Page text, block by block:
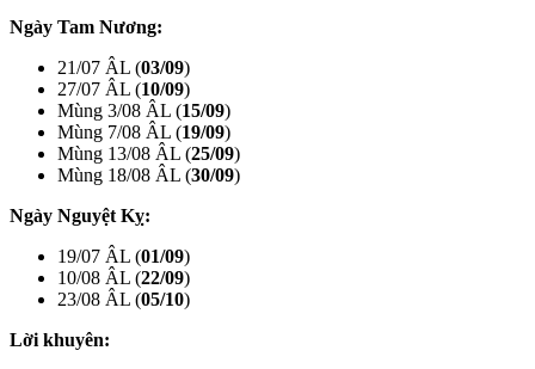
Ngày Tam Nương:
21/07 ÂL (03/09)
27/07 ÂL (10/09)
Mùng 3/08 ÂL (15/09)
Mùng 7/08 ÂL (19/09)
Mùng 13/08 ÂL (25/09)
Mùng 18/08 ÂL (30/09)
Ngày Nguyệt Kỵ:
19/07 ÂL (01/09)
10/08 ÂL (22/09)
23/08 ÂL (05/10)
Lời khuyên: